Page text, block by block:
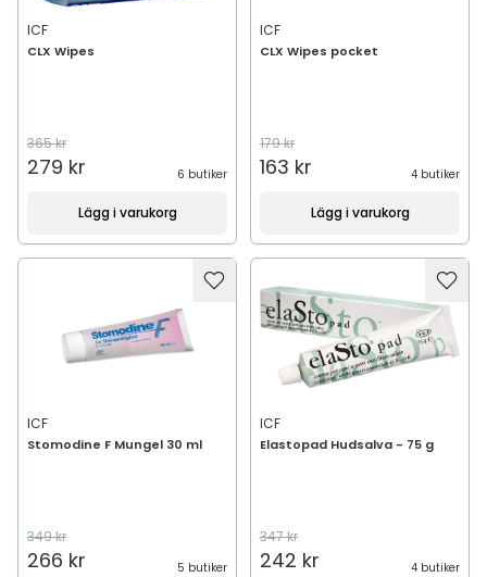
ICF
CLX Wipes
365 kr
279 kr 6 butiker
Lägg i varukorg
ICF
CLX Wipes pocket
179 kr
163 kr 4 butiker
Lägg i varukorg
ICF
Stomodine F Mungel 30 ml
349 kr
266 kr 5 butiker
ICF
Elastopad Hudsalva - 75 g
347 kr
242 kr 4 butiker